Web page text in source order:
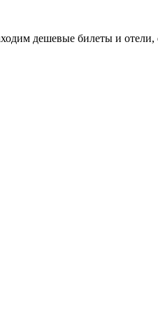
дешевые билеты и отели,